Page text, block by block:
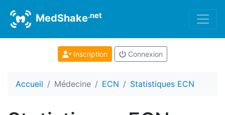
MedShake.net
Inscription Connexion
Accueil Médecine ECN Statistiques ECN